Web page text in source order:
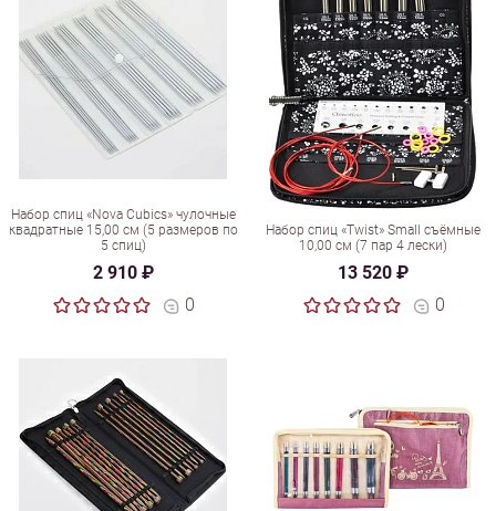
Набор спиц «Nova Cubics» чулочные
квадратные 15,00 см (5 размеров по
5 спиц)
2 910 ₽
0
Набор спиц «Twist» Small съёмные
10,00 см (7 пар 4 лески)
13 520 ₽
0